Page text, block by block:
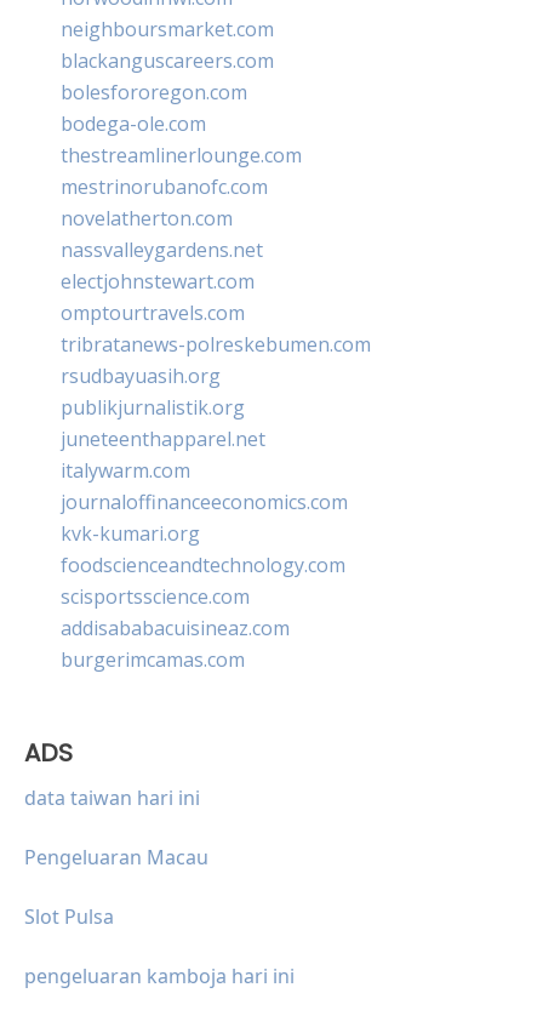
neighboursmarket.com
blackanguscareers.com
bolesfororegon.com
bodega-ole.com
thestreamlinerlounge.com
mestrinorubanofc.com
novelatherton.com
nassvalleygardens.net
electjohnstewart.com
omptourtravels.com
tribratanews-polreskebumen.com
rsudbayuasih.org
publikjurnalistik.org
juneteenthapparel.net
italywarm.com
journaloffinanceeconomics.com
kvk-kumari.org
foodscienceandtechnology.com
scisportsscience.com
addisababacuisineaz.com
burgerimcamas.com
ADS
data taiwan hari ini
Pengeluaran Macau
Slot Pulsa
pengeluaran kamboja hari ini